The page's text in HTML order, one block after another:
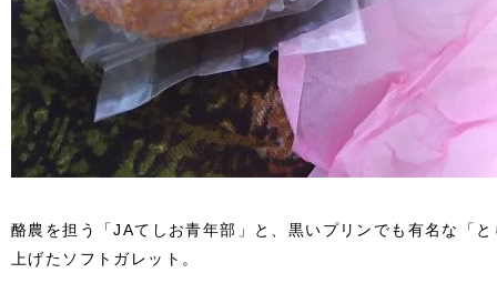
酪農を担う「JAてしお青年部」と、黒いプリンでも有名な「
上げたソフトガレット。